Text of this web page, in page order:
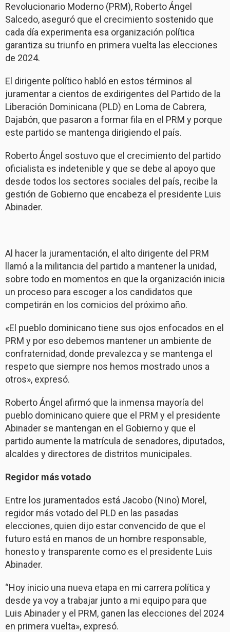
Revolucionario Moderno (PRM), Roberto Ángel
Salcedo, aseguró que el crecimiento sostenido que
cada día experimenta esa organización política
garantiza su triunfo en primera vuelta las elecciones
de 2024.
El dirigente político habló en estos términos al
juramentar a cientos de exdirigentes del Partido de la
Liberación Dominicana (PLD) en Loma de Cabrera,
Dajabón, que pasaron a formar fila en el PRM y porque
este partido se mantenga dirigiendo el país.
Roberto Ángel sostuvo que el crecimiento del partido
oficialista es indetenible y que se debe al apoyo que
desde todos los sectores sociales del país, recibe la
gestión de Gobierno que encabeza el presidente Luis
Abinader.
Al hacer la juramentación, el alto dirigente del PRM
llamó a la militancia del partido a mantener la unidad,
sobre todo en momentos en que la organización inicia
un proceso para escoger a los candidatos que
competirán en los comicios del próximo año.
«El pueblo dominicano tiene sus ojos enfocados en el
PRM y por eso debemos mantener un ambiente de
confraternidad, donde prevalezca y se mantenga el
respeto que siempre nos hemos mostrado unos a
otros», expresó.
Roberto Ángel afirmó que la inmensa mayoría del
pueblo dominicano quiere que el PRM y el presidente
Abinader se mantengan en el Gobierno y que el
partido aumente la matrícula de senadores, diputados,
alcaldes y directores de distritos municipales.
Regidor más votado
Entre los juramentados está Jacobo (Nino) Morel,
regidor más votado del PLD en las pasadas
elecciones, quien dijo estar convencido de que el
futuro está en manos de un hombre responsable,
honesto y transparente como es el presidente Luis
Abinader.
“Hoy inicio una nueva etapa en mi carrera política y
desde ya voy a trabajar junto a mi equipo para que
Luis Abinader y el PRM, ganen las elecciones del 2024
en primera vuelta», expresó.